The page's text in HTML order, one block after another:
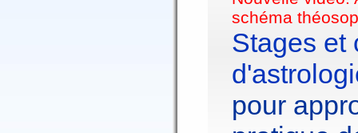
schéma
Stages et
pour